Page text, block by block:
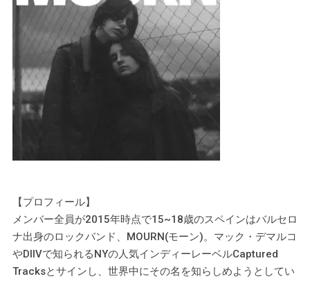
【プロフィール】
メンバー全員が2015年時点で15~18歳のスペインはバルセロ
ナ出身のロックバンド、MOURN(モーン)。マック・デマルコ
やDIIVで知られるNYの人気インディーレーベルCaptured
Tracksとサインし、世界中にその名を知らしめようとしてい